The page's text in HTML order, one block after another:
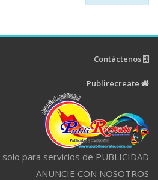
para servicios de PUBLICIDAD
ANUNCIE CON NOSOTROS